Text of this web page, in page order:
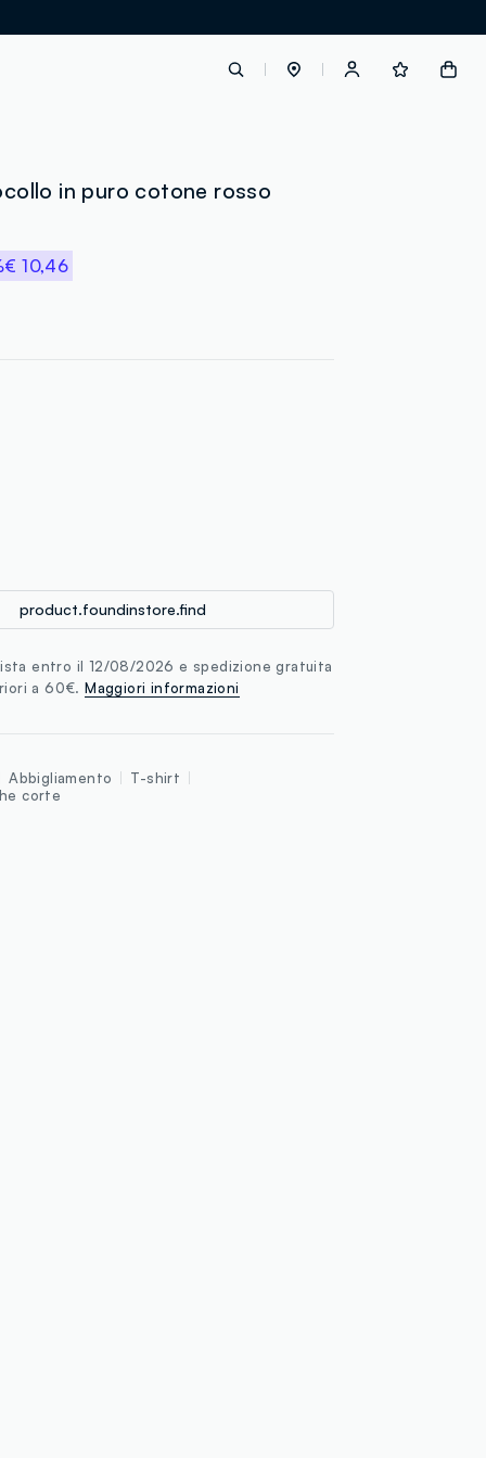
in puro cotone rosso
€ 10,46
product.foundinstore.find
entro il 12/08/2026 e spedizione gratuita
a 60€.Maggiori informazioni
Abbigliamento
T-shirt
corte